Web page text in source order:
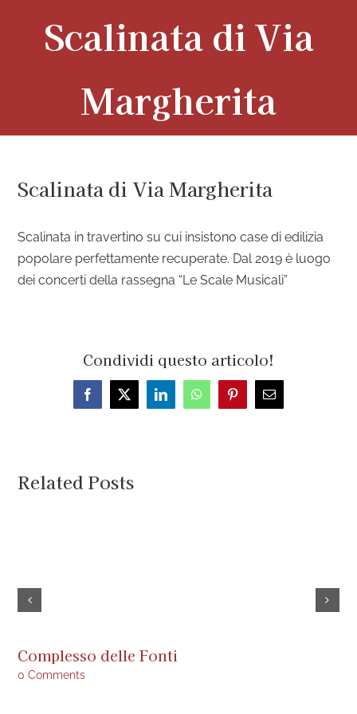
Scalinata di Via
Margherita
Scalinata di Via Margherita
Scalinata in travertino su cui insistono case di edilizia
popolare perfettamente recuperate. Dal 2019 è luogo
dei concerti della rassegna “Le Scale Musicali”
Condividi questo articolo!
Facebook
X LinkedInWhatsAppPinterestEmail
Related Posts
Complesso delle Fonti
0 Comments